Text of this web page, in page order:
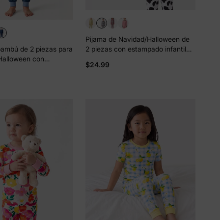
de 2 piezas para
con
para niños
en azul
Pijama de Navidad/Halloween de
2 piezas con estampado infantil
negro
$24.99
en
15%